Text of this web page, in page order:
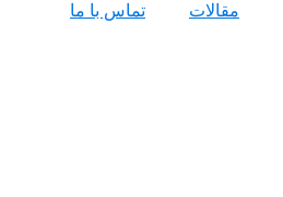
مقالات تماس با ما